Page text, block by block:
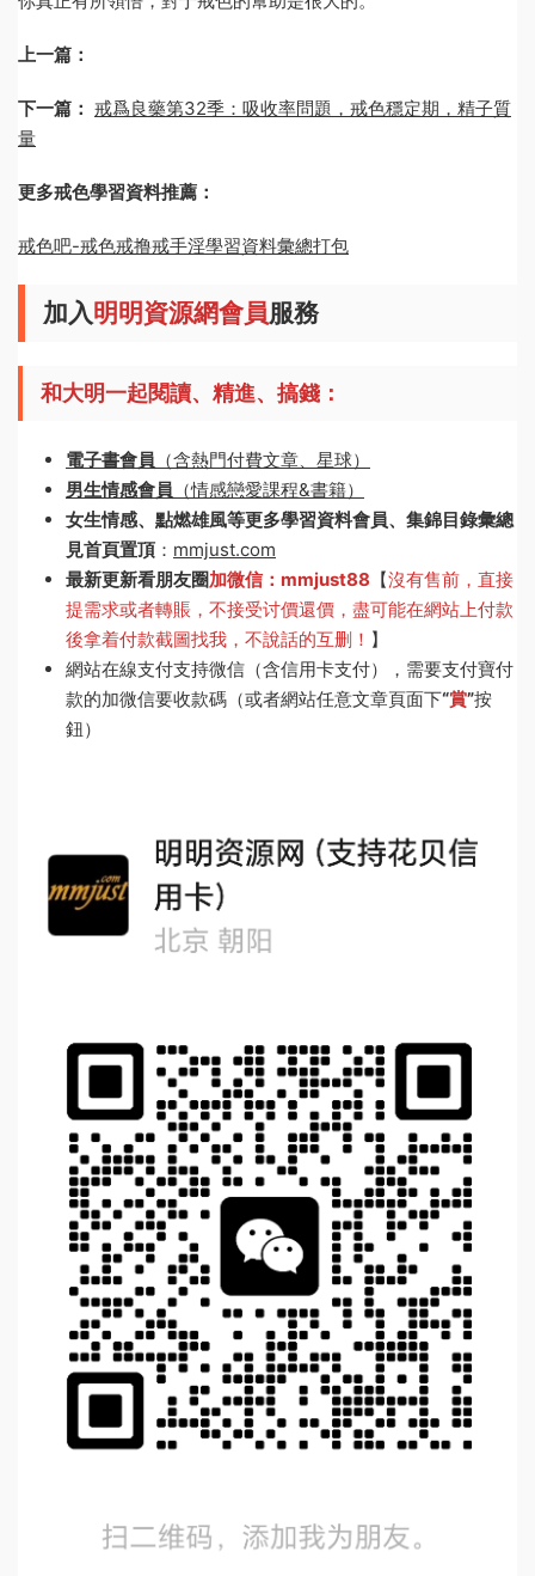
上一篇：
下一篇： 戒爲良藥第32季：吸收率問題，戒色穩定期，精子質
量
更多戒色學習資料推薦：
戒色吧-戒色戒撸戒手淫學習資料彙總打包
加入明明資源網會員服務
和大明一起閱讀、精進、搞錢：
電子書會員 （含熱門付費文章、星球）
男生情感會員 （情感戀愛課程&書籍）
女生情感、點燃雄風等更多學習資料會員、集錦目錄彙總
見首頁置頂 ： mmjust.com
最新更新看朋友圈加微信：mmjust88 【沒有售前，直接
提需求或者轉賬，不接受讨價還價，盡可能在網站上付款
後拿着付款截圖找我，不說話的互删！ 】
網站在線支付支持微信（含信用卡支付），需要支付寶付
款的加微信要收款碼（或者網站任意文章頁面下“賞”按
鈕）